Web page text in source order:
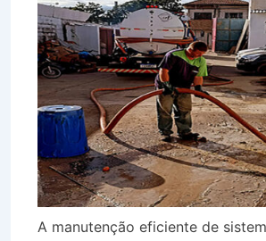
A manutenção eficiente de